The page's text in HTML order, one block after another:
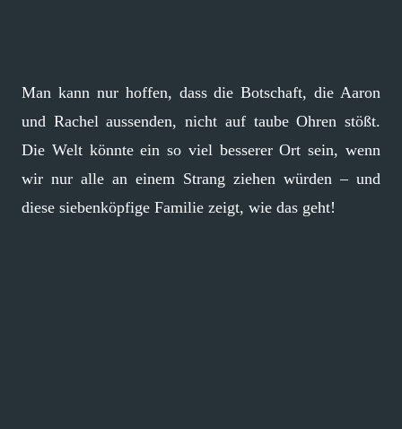
Man kann nur hoffen, dass die Botschaft, die Aaron
und Rachel aussenden, nicht auf taube Ohren stößt.
Die Welt könnte ein so viel besserer Ort sein, wenn
wir nur alle an einem Strang ziehen würden – und
diese siebenköpfige Familie zeigt, wie das geht!